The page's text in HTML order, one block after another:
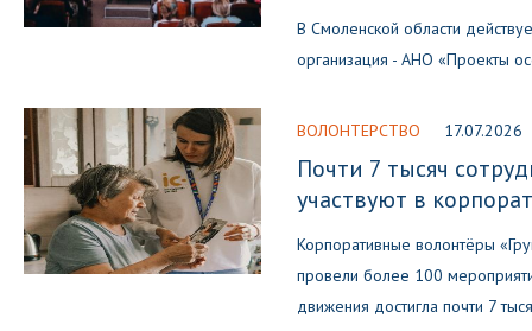
В Смоленской области
организация - АНО «Проекты
ВОЛОНТЕРСТВО 17.07.2026
Почти 7 тысяч
участвуют в
Корпоративные волонтёры
провели более 100
движения достигла почти 7